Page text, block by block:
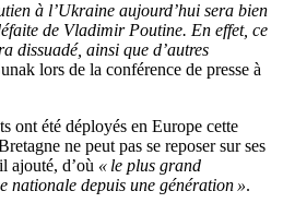
à l’Ukraine aujourd’hui sera bien
de Vladimir Poutine. En effet, ce
dissuadé, ainsi que d’autres
lors de la conférence de presse à
ont été déployés en Europe cette
ne peut pas se reposer sur ses
ajouté, d’où « le plus grand
nationale depuis une génération ».